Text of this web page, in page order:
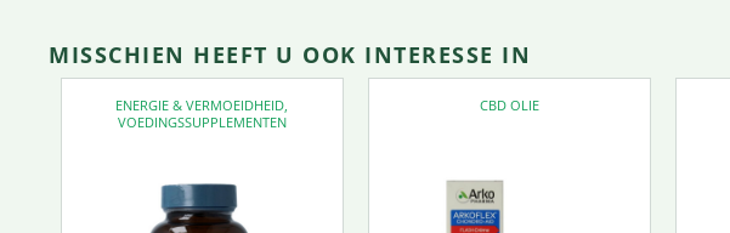
MISSCHIEN HEEFT U OOK INTERESSE IN
ENERGIE & VERMOEIDHEID
VOEDINGSSUPPLEMENTEN
CBD OLIE